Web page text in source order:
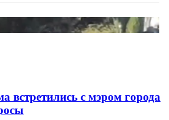
встретились с мэром города